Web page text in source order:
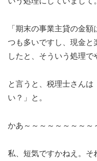
「期末の事業主貸の金
つも多いですし、現金と
したと、そういう処理で
と言うと、税理士さん
い？」と。
かあ～～～～～～～～～
私、短気ですかねえ。そ